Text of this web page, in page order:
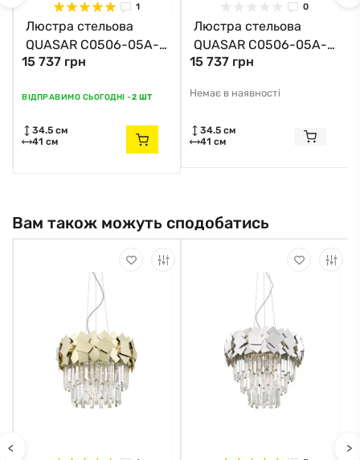
1
Люстра стельова
QUASAR C0506-05A-
B5AC Zuma Line хром
15 737 грн
ВІДПРАВИМО СЬОГОДНІ -2 ШТ
34.5 см
41 см
0
Люстра стельова
QUASAR C0506-05A-
B5E3 Zuma Line
15 737 грн
Немає в наявності
34.5 см
41 см
Вам також можуть сподобатись
< >